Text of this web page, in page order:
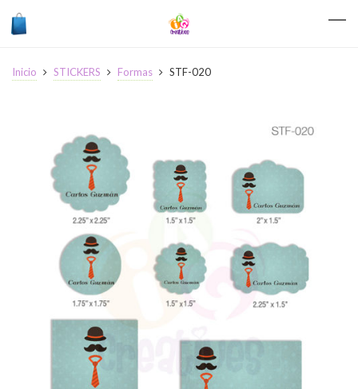
Inicio STICKERS Formas STF-020